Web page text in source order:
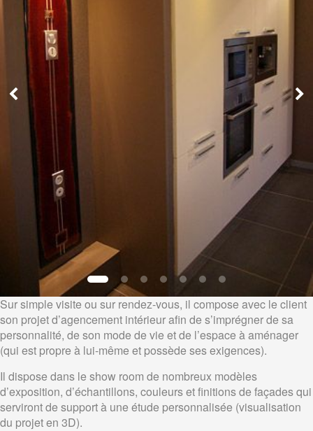
Sur simple visite ou sur rendez-vous, il compose avec le client
son projet d’agencement intérieur afin de s’imprégner de sa
personnalité, de son mode de vie et de l’espace à aménager
(qui est propre à lui-même et possède ses exigences).
Il dispose dans le show room de nombreux modèles
d’exposition, d’échantillons, couleurs et finitions de façades qui
serviront de support à une étude personnalisée (visualisation
du projet en 3D).